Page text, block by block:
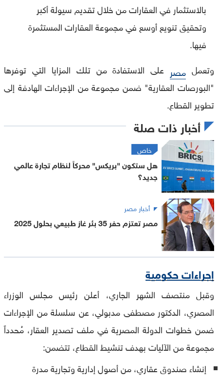
بالاستثمار في العقارات من خلال تقديم سيولة أكبر
وتحقيق تنويع أوسع في مجموعة العقارات المستثمرة
فيها.
وتعمل مصر على الاستفادة من تلك المزايا التي توفرها
"البورصات العقارية" ضمن مجموعة من الإجراءات الهادفة إلى
تطوير القطاع.
أخبار ذات صلة
خاص
هل ستكون "بريكس" محركاً لنظام تجارة عالمي
جديد؟
أخبار مصر
مصر تعتزم حفر 35 بئر غاز طبيعي بحلول 2025
إجراءات حكومية
وقبل منتصف الشهر الجاري، أعلن رئيس مجلس الوزراء
المصري، الدكتور مصطفى مدبولي، عن سلسلة من الإجراءات
ضمن خطوات الدولة المصرية في ملف تصدير العقار، مُحدداً
مجموعة من الآليات بهدف تنشيط القطاع، تتضمن:
إنشاء صندوق عقاري، من أصول إدارية وتجارية مدرة